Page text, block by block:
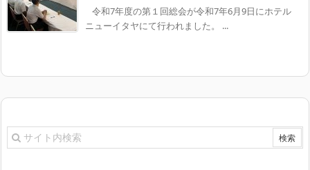
令和7年度の第１回総会が令和7年6月9日にホテル
ニューイタヤにて行われました。 ...